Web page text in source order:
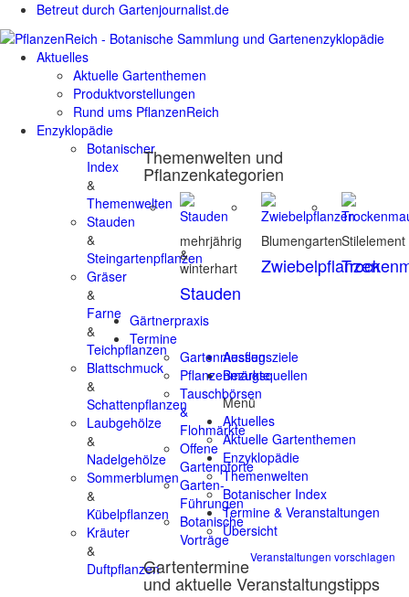
Betreut durch Gartenjournalist.de
Aktuelles
Aktuelle Gartenthemen
Produktvorstellungen
Rund ums PflanzenReich
Enzyklopädie
Botanischer
Index
&
Themenwelten
Stauden
&
Steingartenpflanzen
Gräser
&
Farne
&
Teichpflanzen
Blattschmuck
&
Schattenpflanzen
Laubgehölze
&
Nadelgehölze
Sommerblumen
&
Kübelpflanzen
Kräuter
&
Duftpflanzen
Themenwelten und
Pflanzenkategorien
mehrjährig
&
winterhart
Stauden
Blumengarten
Zwiebelpflanzen
Stilelement
Gärtnerpraxis
Termine
Gartenmessen
Pflanzenmärkte
Tauschbörsen
&
Flohmärkte
Offene
Gartenpforte
Garten-
Führungen
Botanische
Vorträge
Veranstaltungen vorschlagen
Gartentermine
und aktuelle Veranstaltungstipps
Ausflugsziele
Bezugsquellen
Menü
Aktuelles
Aktuelle Gartenthemen
Enzyklopädie
Themenwelten
Botanischer Index
Termine & Veranstaltungen
Übersicht